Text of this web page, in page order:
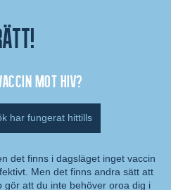
mot hiv?
har fungerat hittills
det finns i dagsläget inget vaccin
Men det finns andra sätt att
gör att du inte behöver oroa dig i